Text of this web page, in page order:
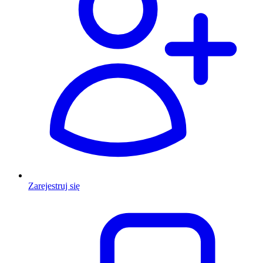
Zarejestruj się